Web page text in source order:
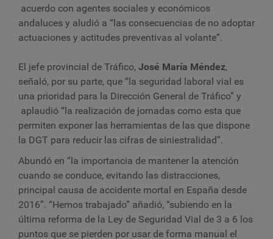
acuerdo con agentes sociales y económicos
andaluces y aludió a “las consecuencias de no adoptar
actuaciones y actitudes preventivas al volante”.
El jefe provincial de Tráfico, José María Méndez,
señaló, por su parte, que “la seguridad laboral vial es
una prioridad para la Dirección General de Tráfico” y
aplaudió “la realización de jornadas como esta que
permiten exponer las herramientas de las que dispone
la DGT para reducir las cifras de siniestralidad”.
Abundó en “la importancia de mantener la atención
cuando se conduce, evitando las distracciones,
principal causa de accidente mortal en España desde
2016”. “Hemos trabajado” añadió, “subiendo en la
última reforma de la Ley de Seguridad Vial de 3 a 6 los
puntos que se pierden por usar de forma manual el